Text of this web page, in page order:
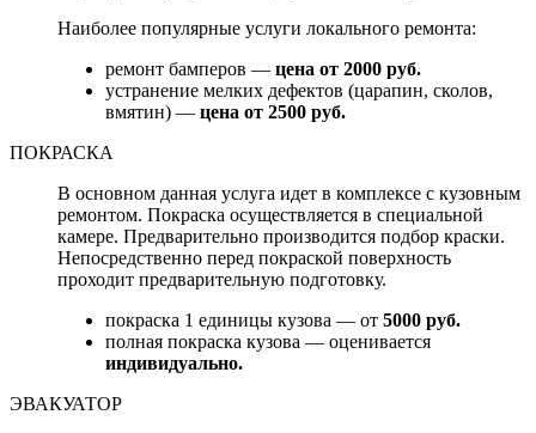
Наиболее популярные услуги локального ремонта:
ремонт бамперов — цена от 2000 руб.
устранение мелких дефектов (царапин, сколов,
вмятин) — цена от 2500 руб.
ПОКРАСКА
В основном данная услуга идет в комплексе с кузовным
ремонтом. Покраска осуществляется в специальной
камере. Предварительно производится подбор краски.
Непосредственно перед покраской поверхность
проходит предварительную подготовку.
покраска 1 единицы кузова — от 5000 руб.
полная покраска кузова — оценивается
индивидуально.
ЭВАКУАТОР